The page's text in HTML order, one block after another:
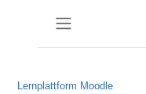
Lernplattform Moodle